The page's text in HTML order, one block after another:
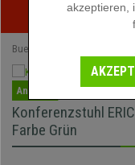
für
Buerostuhlpro
Angebot
Konferenzstuhl
Farbe Grün
akzeptieren,